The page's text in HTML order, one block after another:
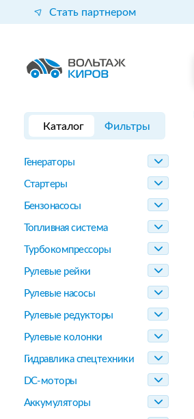
Стать партнером
Каталог Фильтры
Генераторы
Стартеры
Бензонасосы
Топливная система
Турбокомпрессоры
Рулевые рейки
Рулевые насосы
Рулевые редукторы
Рулевые колонки
Гидравлика спецтехники
DC-моторы
Аккумуляторы